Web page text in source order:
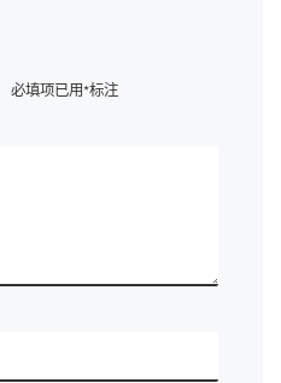
必填项已用*标注